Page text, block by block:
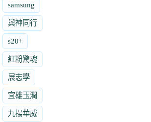
samsung
與神同行
s20+
紅粉驚魂
展志學
宜雄玉潤
九揚華威